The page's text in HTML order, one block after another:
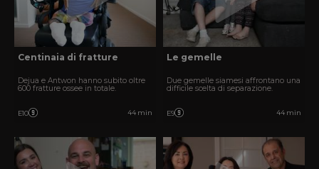
Centinaia di fratture
Dejua e Antwon hanno subito oltre
600 fratture ossee in totale.
E10 44 min
Le gemelle
Due gemelle siamesi affrontano una
difficile scelta di separazione.
E9 44 min